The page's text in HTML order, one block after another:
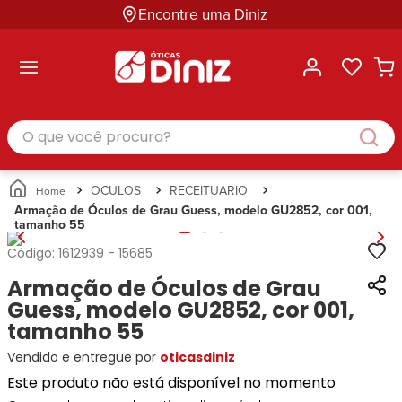
Encontre uma Diniz
Masculino
Feminino
Infantil
Unissex
Busque
Por
Marcas
Ana
Hickmann
Bulget
Miu-
Guess
Lacoste
Categorias
Masculino
Feminino
Infantil
Unissex
Busque
Por
Marcas
Ray-
Ban
Prada
Ana
Hickmann
Tecnol
Correntes
para
Óculos
Estojos
para
Óculos
Soluções
Cuidados
Busque
Ray-
Ban
Prada
Exchange
Tommy
Hilfiger
Ana
Hickmann
Guess
Speedo
Categoria
Armações
de Óculos
Óculos
de Sol
Corrente
para
Estojo
para
Óculos
Masculino
Feminino
O que você procura?
OCULOS
RECEITUARIO
Armação de Óculos de Grau Guess, modelo GU2852, cor 001,
tamanho 55
Código: 1612939 - 15685
Armação de Óculos de Grau
Guess, modelo GU2852, cor 001,
tamanho 55
Vendido e entregue por oticasdiniz
Este produto não está disponível no momento